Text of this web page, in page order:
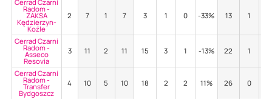
Cerrad Czarni
Radom -
ZAKSA
Kędzierzyn-
Koźle
2 7 1 7 3 1 0 -33% 13 1
Cerrad Czarni
Radom -
Asseco
Resovia
3 11 2 11 15 3 1 -13% 22 1
Cerrad Czarni
Radom -
Transfer
Bydgoszcz
4 10 5 10 18 2 2 11% 26 0